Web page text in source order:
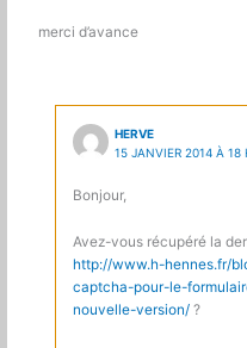
merci d’avance
HERVE
15 JANVIER 2014 À 18
Bonjour,
Avez-vous récupéré la
http://www.h-hennes.fr/
captcha-pour-le-
nouvelle-version/ ?